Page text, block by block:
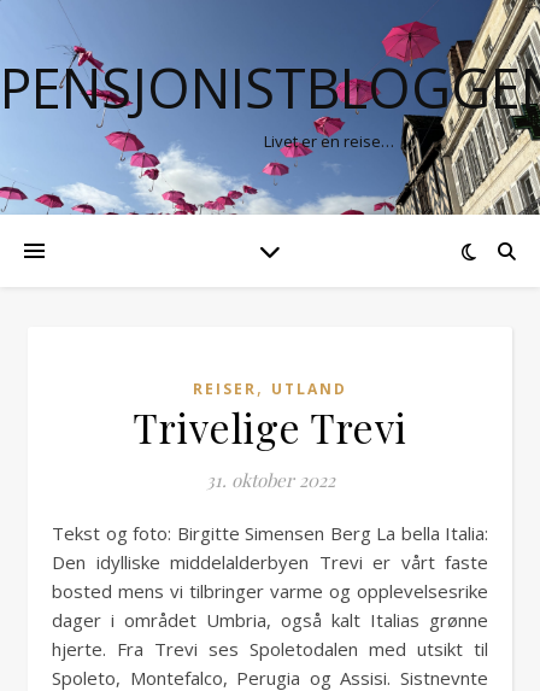
Livet er en reise…
REISER, UTLAND
Trivelige Trevi
31. oktober 2022
Tekst og foto: Birgitte Simensen Berg La bella Italia:
Den idylliske middelalderbyen Trevi er vårt faste
bosted mens vi tilbringer varme og opplevelsesrike
dager i området Umbria, også kalt Italias grønne
hjerte. Fra Trevi ses Spoletodalen med utsikt til
Spoleto, Montefalco, Perugia og Assisi. Sistnevnte